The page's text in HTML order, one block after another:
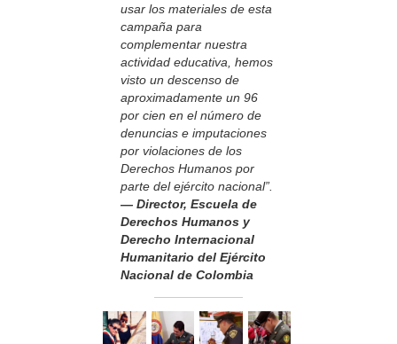
usar los materiales de esta
campaña para
complementar nuestra
actividad educativa, hemos
visto un descenso de
aproximadamente un 96
por cien en el número de
denuncias e imputaciones
por violaciones de los
Derechos Humanos por
parte del ejército nacional”.
— Director, Escuela de
Derechos Humanos y
Derecho Internacional
Humanitario del Ejército
Nacional de Colombia